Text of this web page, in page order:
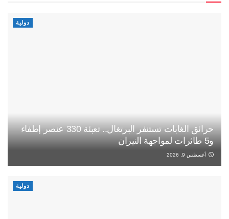
دولية
حرائق الغابات تستنفر البرتغال.. تعبئة 330 عنصر إطفاء
و5 طائرات لمواجهة النيران
أغسطس 9, 2026
دولية